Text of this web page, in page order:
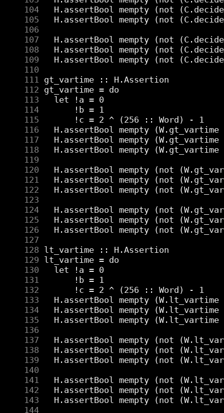
    104
    105
    106
    107
    108
    109
    110
    111
    112
    113
    114
    115
    116
    117
    118
    119
    120
    121
    122
    123
    124
    125
    126
    127
    128
    129
    130
    131
    132
    133
    134
    135
    136
    137
    138
    139
    140
    141
    142
    143
    144